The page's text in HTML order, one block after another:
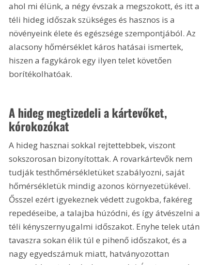
ahol mi élünk, a négy évszak a megszokott, és itt a
téli hideg időszak szükséges és hasznos is a
növényeink élete és egészsége szempontjából. Az
alacsony hőmérséklet káros hatásai ismertek,
hiszen a fagykárok egy ilyen telet követően
borítékolhatóak.
A hideg megtizedeli a kártevőket,
kórokozókat
A hideg hasznai sokkal rejtettebbek, viszont
sokszorosan bizonyítottak. A rovarkártevők nem
tudják testhőmérsékletüket szabályozni, saját
hőmérsékletük mindig azonos környezetükével.
Ősszel ezért igyekeznek védett zugokba, fakéreg
repedéseibe, a talajba húzódni, és így átvészelni a
téli kényszernyugalmi időszakot. Enyhe telek után
tavaszra sokan élik túl e pihenő időszakot, és a
nagy egyedszámuk miatt, hatványozottan